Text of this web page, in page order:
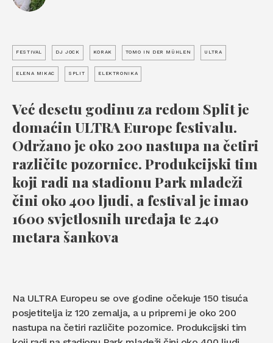
FESTIVAL DJ JOCK KORAK TOMO IN DER MÜHLEN ULTRA
ELENA MIKAC SPLIT ELEKTRONIKA
Već desetu godinu za redom Split je
domaćin ULTRA Europe festivalu.
Održano je oko 200 nastupa na četiri
različite pozornice. Produkcijski tim
koji radi na stadionu Park mladeži
čini oko 400 ljudi, a festival je imao
1600 svjetlosnih uređaja te 240
metara šankova
Na ULTRA Europeu se ove godine očekuje 150 tisuća
posjetitelja iz 120 zemalja, a u pripremi je oko 200
nastupa na četiri različite pozornice. Produkcijski tim